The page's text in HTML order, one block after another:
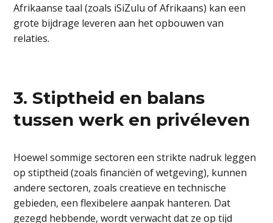
Afrikaanse taal (zoals iSiZulu of Afrikaans) kan een
grote bijdrage leveren aan het opbouwen van
relaties.
3. Stiptheid en balans
tussen werk en privéleven
Hoewel sommige sectoren een strikte nadruk leggen
op stiptheid (zoals financiën of wetgeving), kunnen
andere sectoren, zoals creatieve en technische
gebieden, een flexibelere aanpak hanteren. Dat
gezegd hebbende, wordt verwacht dat ze op tijd